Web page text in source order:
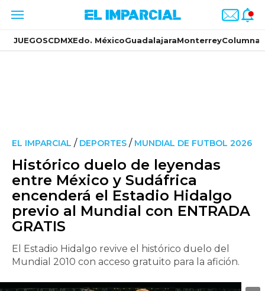
JUEGOSCDMXEdo. MéxicoGuadalajaraMonterreyColumnas
EL IMPARCIAL / DEPORTES / MUNDIAL DE FUTBOL 2026
Histórico duelo de leyendas
entre México y Sudáfrica
encenderá el Estadio Hidalgo
previo al Mundial con ENTRADA
GRATIS
El Estadio Hidalgo revive el histórico duelo del
Mundial 2010 con acceso gratuito para la afición.